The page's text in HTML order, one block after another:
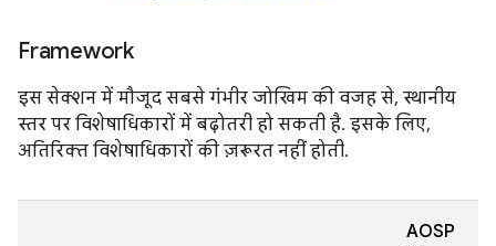
Framework
इस सेक्शन में मौजूद सबसे गंभीर जोखिम की वजह से, स्थानीय
स्तर पर विशेषाधिकारों में बढ़ोतरी हो सकती है. इसके लिए,
अतिरिक्त विशेषाधिकारों की ज़रूरत नहीं होती.
AOSP